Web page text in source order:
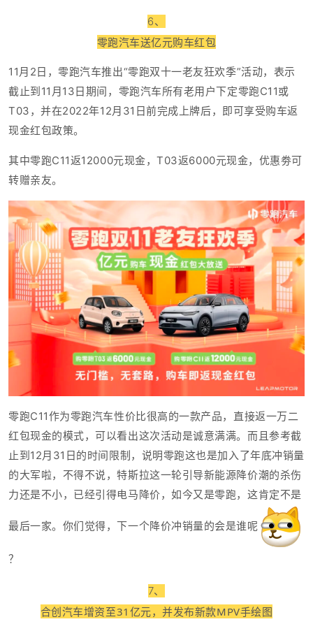
6、
零跑汽车送亿元购车红包
11月2日，零跑汽车推出“零跑双十一老友狂欢季”活动，表示
截止到11月13日期间，零跑汽车所有老用户下定零跑C11或
T03，并在2022年12月31日前完成上牌后，即可享受购车返
现金红包政策。
其中零跑C11返12000元现金，T03返6000元现金，优惠劵可
转赠亲友。
零跑C11作为零跑汽车性价比很高的一款产品，直接返一万二
红包现金的模式，可以看出这次活动是诚意满满。而且参考截
止到12月31日的时间限制，说明零跑这也是加入了年底冲销量
的大军啦，不得不说，特斯拉这一轮引导新能源降价潮的杀伤
力还是不小，已经引得电马降价，如今又是零跑，这肯定不是
最后一家。你们觉得，下一个降价冲销量的会是谁呢
？
7、
合创汽车增资至31亿元，并发布新款MPV手绘图